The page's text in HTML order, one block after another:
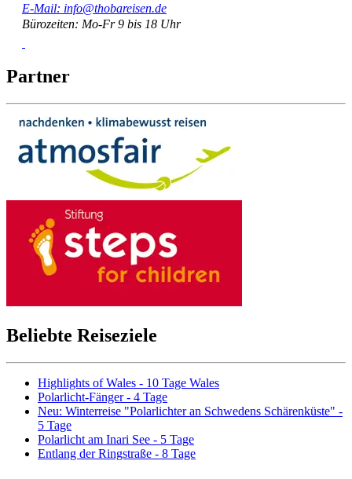
E-Mail: info@thobareisen.de
Bürozeiten: Mo-Fr 9 bis 18 Uhr
Partner
Beliebte Reiseziele
Highlights of Wales - 10 Tage Wales
Polarlicht-Fänger - 4 Tage
Neu: Winterreise "Polarlichter an Schwedens Schärenküste" -
5 Tage
Polarlicht am Inari See - 5 Tage
Entlang der Ringstraße - 8 Tage